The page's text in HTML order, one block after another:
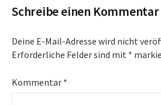
Schreibe einen Kommentar
Deine E-Mail-Adresse wird nicht
Erforderliche Felder sind mit *
Kommentar *